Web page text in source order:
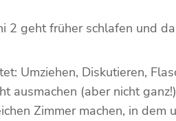
2 geht früher schlafen und
Umziehen, Diskutieren,
ausmachen (aber nicht
Zimmer machen, in